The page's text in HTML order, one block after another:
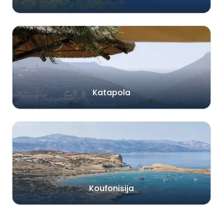
Katapola
Koufonisija